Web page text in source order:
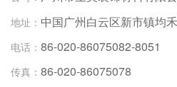
地址： 中国广州白云区新市镇均
电话： 86-020-86075082-8051
传真： 86-020-86075078